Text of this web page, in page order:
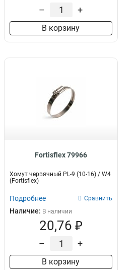
– +
В корзину
Fortisflex 79966
Хомут червячный PL-9 (10-16) / W4
(Fortisflex)
Подробнее Сравнить
Наличие: В наличии
20,76 ₽
– +
В корзину